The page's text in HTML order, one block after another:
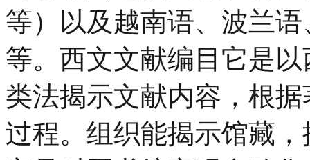
等）以及越南语、波兰
等。西文文献编目它是
类法揭示文献内容，根
过程。组织能揭示馆藏